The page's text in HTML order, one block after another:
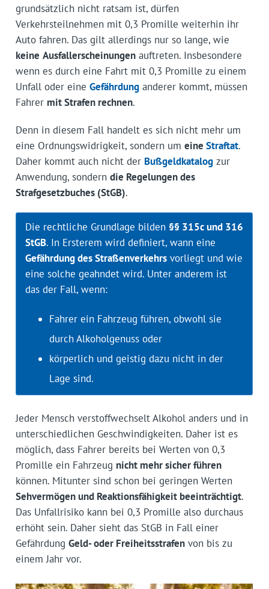
grundsätzlich nicht ratsam ist, dürfen
Verkehrsteilnehmen mit 0,3 Promille weiterhin ihr
Auto fahren. Das gilt allerdings nur so lange, wie
keine Ausfallerscheinungenauftreten. Insbesondere
wenn es durch eine Fahrt mit 0,3 Promille zu einem
Unfall oder eine Gefährdunganderer kommt, müssen
Fahrer mit Strafen rechnen.
Denn in diesem Fall handelt es sich nicht mehr um
eine Ordnungswidrigkeit, sondern um eine Straftat.
Daher kommt auch nicht der Bußgeldkatalogzur
Anwendung, sondern die Regelungen des
Strafgesetzbuches (StGB).
Die rechtliche Grundlage bilden §§ 315c und 316
StGB. In Ersterem wird definiert, wann eine
Gefährdung des Straßenverkehrsvorliegt und wie
eine solche geahndet wird. Unter anderem ist
das der Fall, wenn:
Fahrer ein Fahrzeug führen, obwohl sie
durch Alkoholgenuss oder
körperlich und geistig dazu nicht in der
Lage sind.
Jeder Mensch verstoffwechselt Alkohol anders und in
unterschiedlichen Geschwindigkeiten. Daher ist es
möglich, dass Fahrer bereits bei Werten von 0,3
Promille ein Fahrzeug nicht mehr sicher führen
können. Mitunter sind schon bei geringen Werten
Sehvermögen und Reaktionsfähigkeit beeinträchtigt.
Das Unfallrisiko kann bei 0,3 Promille also durchaus
erhöht sein. Daher sieht das StGB in Fall einer
Gefährdung Geld- oder Freiheitsstrafenvon bis zu
einem Jahr vor.